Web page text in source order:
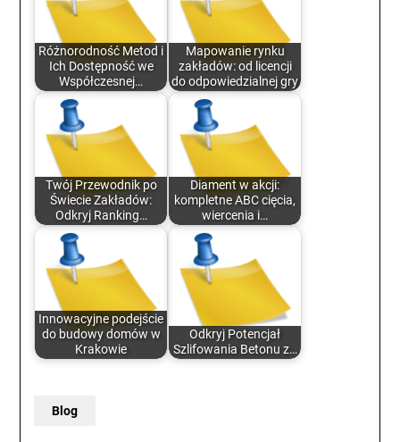
Różnorodność Metod i
Ich Dostępność we
Współczesnej…
Mapowanie rynku
zakładów: od licencji
do odpowiedzialnej gry
Twój Przewodnik po
Świecie Zakładów:
Odkryj Ranking…
Diament w akcji:
kompletne ABC cięcia,
wiercenia i…
Innowacyjne podejście
do budowy domów w
Krakowie
Odkryj Potencjał
Szlifowania Betonu z…
Blog